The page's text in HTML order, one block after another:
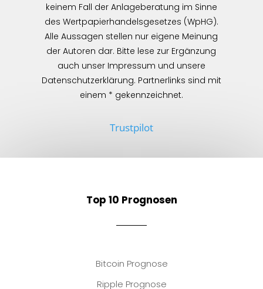
keinem Fall der Anlageberatung im Sinne
des Wertpapierhandelsgesetzes (WpHG).
Alle Aussagen stellen nur eigene Meinung
der Autoren dar. Bitte lese zur Ergänzung
auch unser Impressum und unsere
Datenschutzerklärung. Partnerlinks sind mit
einem * gekennzeichnet.
Trustpilot
Top 10 Prognosen
Bitcoin Prognose
Ripple Prognose